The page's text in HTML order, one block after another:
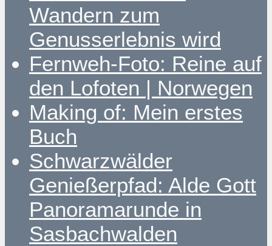
Wandern zum
Genusserlebnis wird
Fernweh-Foto: Reine auf
den Lofoten | Norwegen
Making of: Mein erstes
Buch
Schwarzwälder
Genießerpfad: Alde Gott
Panoramarunde in
Sasbachwalden